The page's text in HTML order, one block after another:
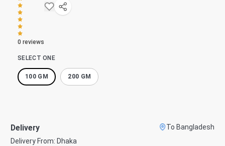
0 reviews
SELECT ONE
100 GM 200 GM
Delivery
To Bangladesh
Delivery From: Dhaka